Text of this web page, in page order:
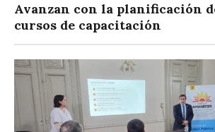
Avanzan con la planificación
cursos de capacitación